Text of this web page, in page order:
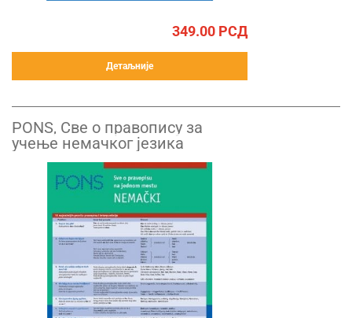
349.00 РСД
Детаљније
PONS, Све о правопису за
учење немачког језика